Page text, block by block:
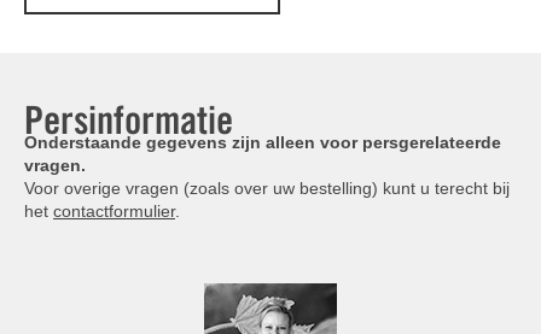
Persinformatie
Onderstaande gegevens zijn alleen voor persgerelateerde
vragen.
Voor overige vragen (zoals over uw bestelling) kunt u terecht bij
het contactformulier.